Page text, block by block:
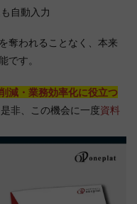
自動入力
奪われることなく、本来
です。
減・業務効率化に役立つ
非、この機会に一度資料